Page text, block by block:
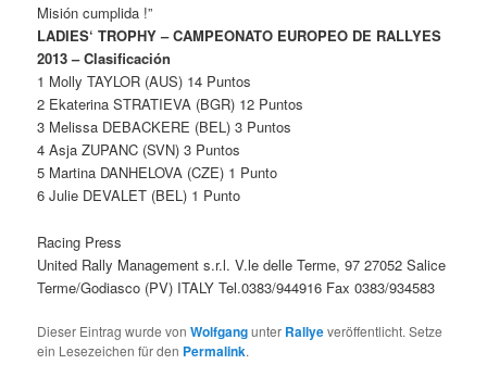
Misión cumplida !”
LADIES‘ TROPHY – CAMPEONATO EUROPEO DE RALLYES
2013 – Clasificación
1 Molly TAYLOR (AUS) 14 Puntos
2 Ekaterina STRATIEVA (BGR) 12 Puntos
3 Melissa DEBACKERE (BEL) 3 Puntos
4 Asja ZUPANC (SVN) 3 Puntos
5 Martina DANHELOVA (CZE) 1 Punto
6 Julie DEVALET (BEL) 1 Punto
Racing Press
United Rally Management s.r.l. V.le delle Terme, 97 27052 Salice
Terme/Godiasco (PV) ITALY Tel.0383/944916 Fax 0383/934583
Dieser Eintrag wurde vonWolfgangunter Rallyeveröffentlicht. Setze
ein Lesezeichen für den Permalink.